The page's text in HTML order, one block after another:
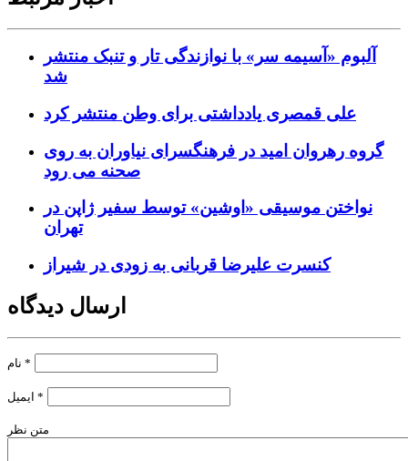
آلبوم «آسیمه سر» با نوازندگی تار و تنبک منتشر
شد
علی قمصری یادداشتی برای وطن منتشر کرد
گروه رهروان امید در فرهنگسرای نیاوران به روی
صحنه می رود
نواختن موسیقی «اوشین» توسط سفیر ژاپن در
تهران
کنسرت علیرضا قربانی به زودی در شیراز
ارسال دیدگاه
*
*
متن نظر